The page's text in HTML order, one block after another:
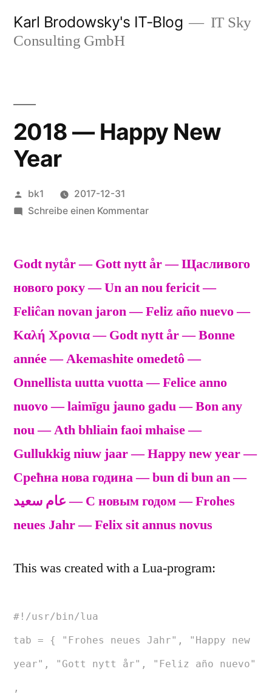
Inhalt
Karl Brodowsky's IT-Blog
IT Sky
Consulting GmbH
2018 — Happy New
Year
Veröffentlicht
von
bk1
2017-12-31
Schreibe einen Kommentarzu
Happy
Year
Godt nytår — Gott nytt år — Щасливого
нового року — Un an nou fericit —
Feliĉan novan jaron — Feliz año nuevo —
Καλή Χρονια — Godt nytt år — Bonne
année — Akemashite omedetô —
Onnellista uutta vuotta — Felice anno
nuovo — laimīgu jauno gadu — Bon any
nou — Ath bhliain faoi mhaise —
Gullukkig niuw jaar — Happy new year —
Срећна нова година — bun di bun an —
عام سعيد — С новым годом — Frohes
neues Jahr — Felix sit annus novus
This was created with a Lua-program:
#!/usr/bin/lua
tab = { "Frohes neues Jahr", "Happy new
year", "Gott nytt år", "Feliz año nuevo"
,